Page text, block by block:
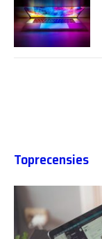
Toprecensies